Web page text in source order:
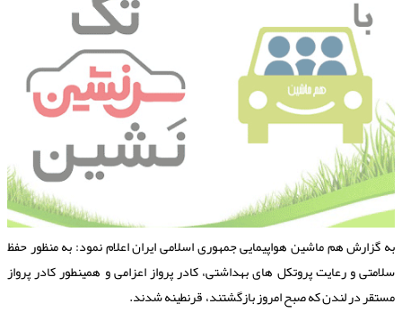
گزارش هم ماشین هواپیمایی جمهوری اسلامی ایران اعلام نمود: به منظور حفظ
و رعایت پروتکل های بهداشتی، کادر پرواز اعزامی و همینطور کادر پرواز
در لندن که صبح امروز بازگشتند، قرنطینه شدند.